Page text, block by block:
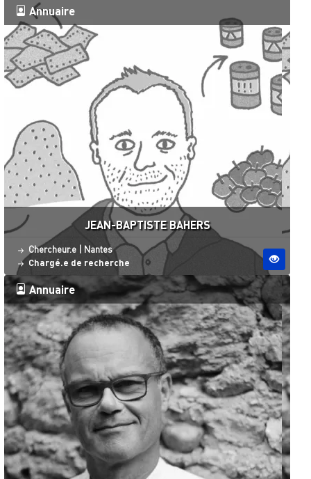
Annuaire
JEAN-BAPTISTE BAHERS
Statut
Chercheur.e Site ESO
Nantes
Chargé.e de recherche
Annuaire